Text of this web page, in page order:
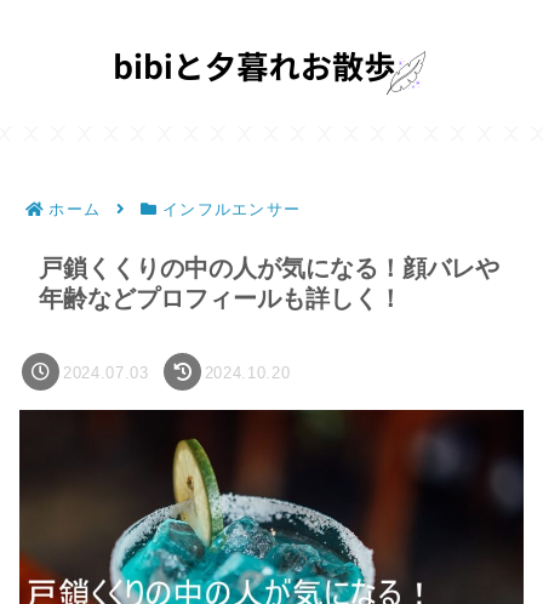
ホーム インフルエンサー
戸鎖くくりの中の人が気になる！顔バレや
年齢などプロフィールも詳しく！
2024.07.03 2024.10.20